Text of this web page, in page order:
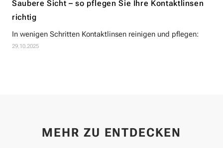
Saubere Sicht – so pflegen Sie Ihre Kontaktlinsen
richtig
In wenigen Schritten Kontaktlinsen reinigen und pflegen:
29.10.2025
MEHR ZU ENTDECKEN